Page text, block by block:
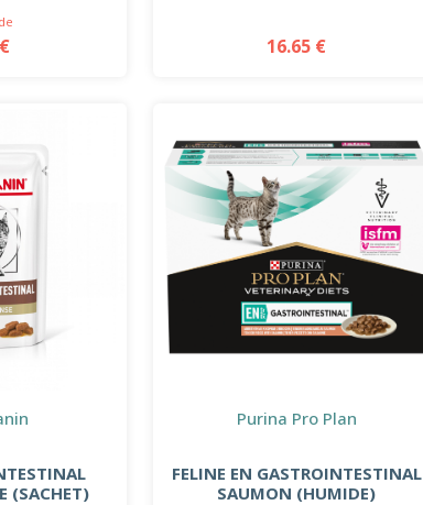
16.65 €
(SACHET)
Purina Pro Plan
FELINE EN GASTROINTESTINAL
SAUMON (HUMIDE)